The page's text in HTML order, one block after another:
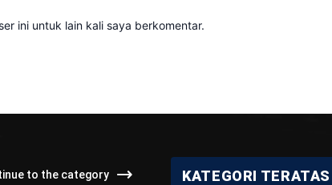
ini untuk lain kali saya berkomentar.
to the category KATEGORI TERATAS